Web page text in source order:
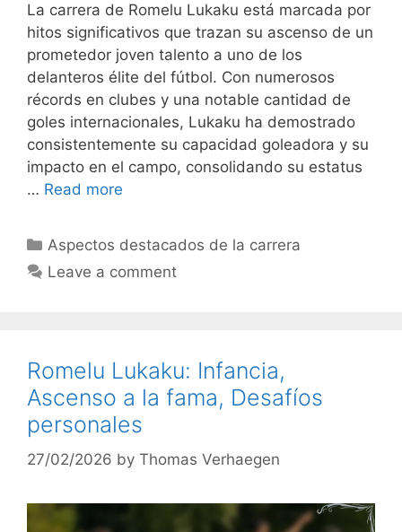
La carrera de Romelu Lukaku está marcada por
hitos significativos que trazan su ascenso de un
prometedor joven talento a uno de los
delanteros élite del fútbol. Con numerosos
récords en clubes y una notable cantidad de
goles internacionales, Lukaku ha demostrado
consistentemente su capacidad goleadora y su
impacto en el campo, consolidando su estatus
… Read more
Categories
Aspectos destacados de la carrera
Leave a comment
Romelu Lukaku: Infancia,
Ascenso a la fama, Desafíos
personales
27/02/2026 by Thomas Verhaegen